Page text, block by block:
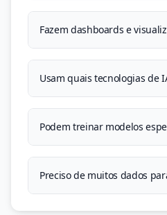
Fazem dashboards e
Usam quais tecnologias de
Podem treinar modelos
Preciso de muitos dados